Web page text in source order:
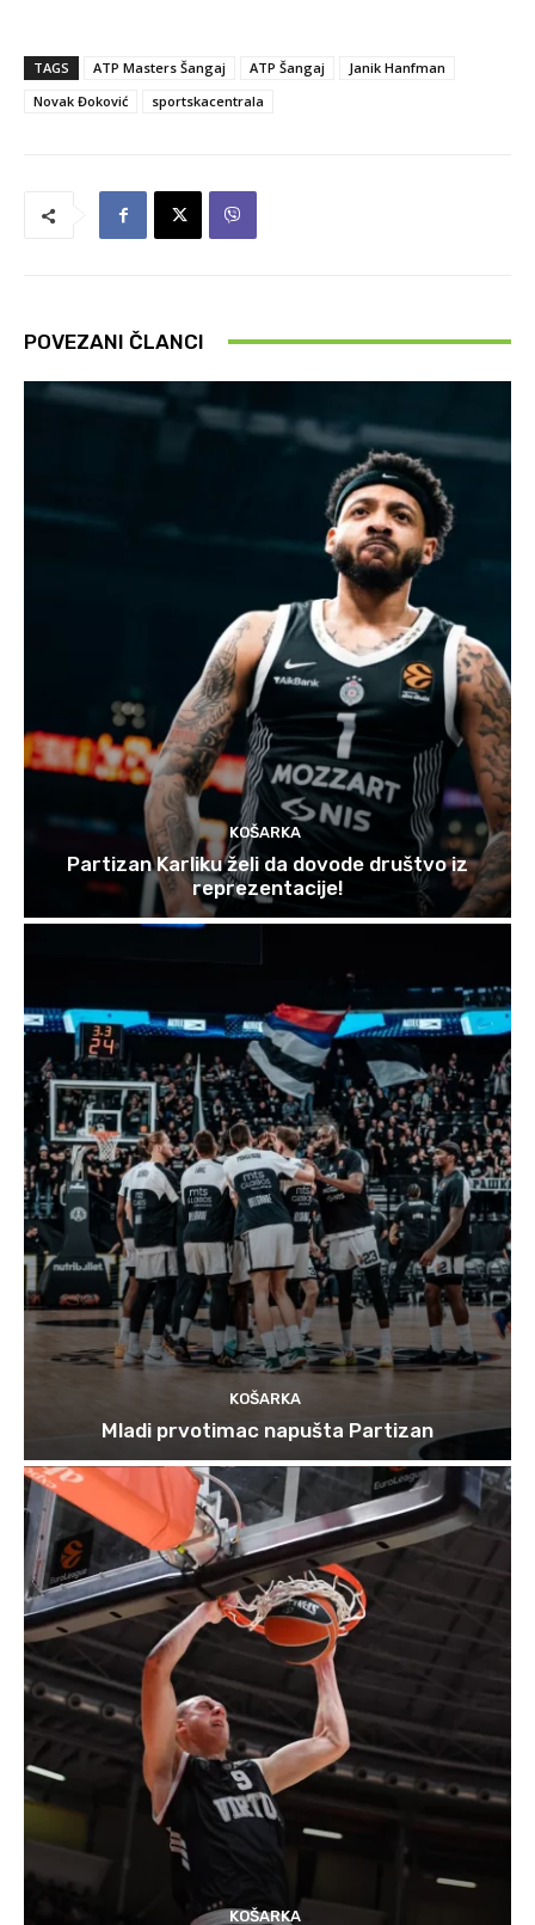
TAGS ATP Masters Šangaj ATP Šangaj
Janik Hanfman
Novak Đoković
sportskacentrala
POVEZANI ČLANCI
KOŠARKA
Partizan Karliku želi da dovode društvo iz
reprezentacije!
KOŠARKA
Mladi prvotimac napušta Partizan
KOŠARKA